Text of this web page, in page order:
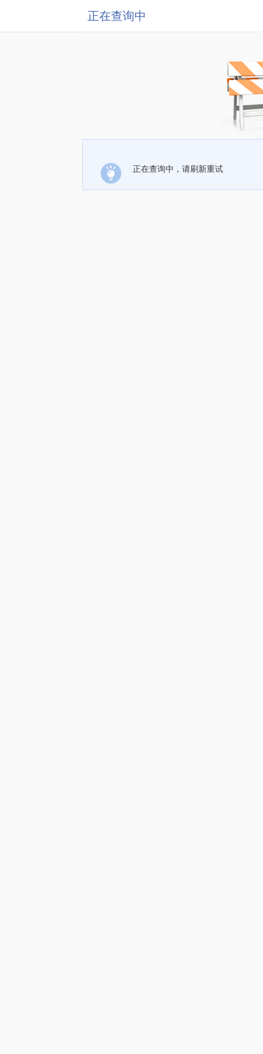
正在查询中
正在查询中，请刷新重试